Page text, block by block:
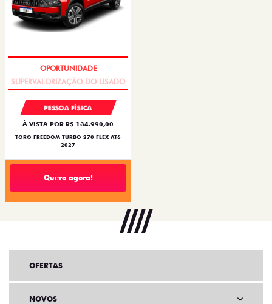
PESSOA FÍSICA
À VISTA POR R$ 134.990,00
TORO FREEDOM TURBO 270 FLEX AT6
2027
Quero agora!
OFERTAS
NOVOS